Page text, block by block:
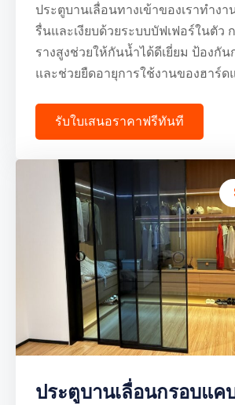
ประตูบานเลื่อนทางเข้าของเราทำงา
รื่นและเงียบด้วยระบบบัฟเฟอร์ในตัว
รางสูงช่วยให้กันน้ำได้ดีเยี่ยม ป้องกั
และช่วยยืดอายุการใช้งานของฮาร์ด
รับใบเสนอราคาฟรีทันที
ประตูบานเลื่อนกรอบแค